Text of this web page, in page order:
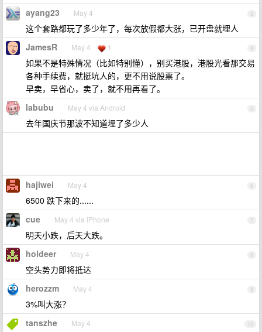
3
ayang23 May 4
这个套路都玩了多少年了，每次放假都大涨，已开盘就埋人
4
JamesR May 4 1
如果不是特殊情况（比如特别懂），别买港股，港股光看那交易
各种手续费，就挺坑人的，更不用说股票了。
早卖，早省心，卖了，就不用再看了。
5
labubu May 4 via Android
去年国庆节那波不知道埋了多少人
6
hajiwei May 4
6500 跌下来的......
7
cue May 4 via iPhone
明天小跌，后天大跌。
8
holdeer May 4
空头势力即将抵达
9
herozzm May 4
3%叫大涨？
10
tanszhe May 4